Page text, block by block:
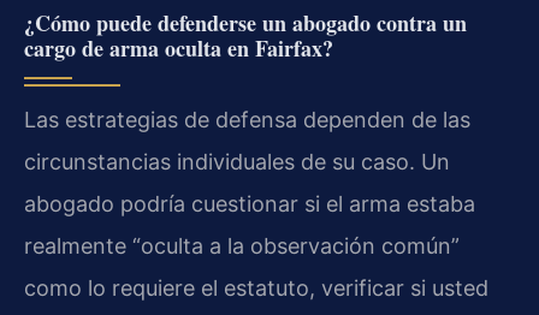
¿Cómo puede defenderse un abogado contra un
cargo de arma oculta en Fairfax?
Las estrategias de defensa dependen de las
circunstancias individuales de su caso. Un
abogado podría cuestionar si el arma estaba
realmente “oculta a la observación común”
como lo requiere el estatuto, verificar si usted